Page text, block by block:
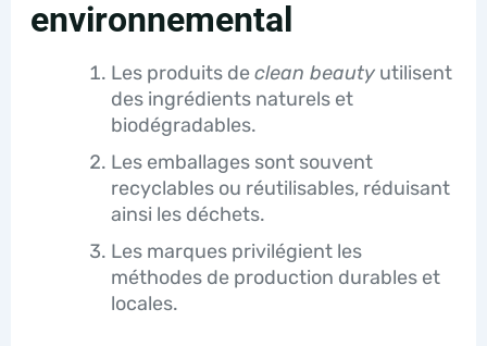
environnemental
Les produits declean beautyutilisent
des ingrédients naturels et
biodégradables.
Les emballages sont souvent
recyclables ou réutilisables, réduisant
ainsi les déchets.
Les marques privilégient les
méthodes de production durables et
locales.